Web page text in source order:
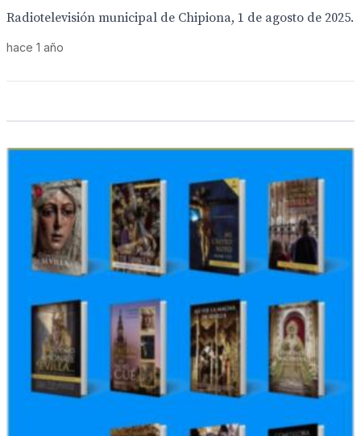
Radiotelevisión municipal de Chipiona, 1 de agosto de 2025.
hace 1 año